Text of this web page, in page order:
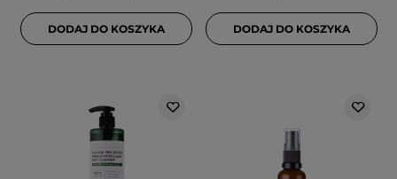
DODAJ DO KOSZYKA DODAJ DO KOSZYKA